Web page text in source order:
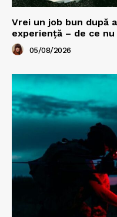
Vrei un job bun după
experiență – de ce
05/08/2026